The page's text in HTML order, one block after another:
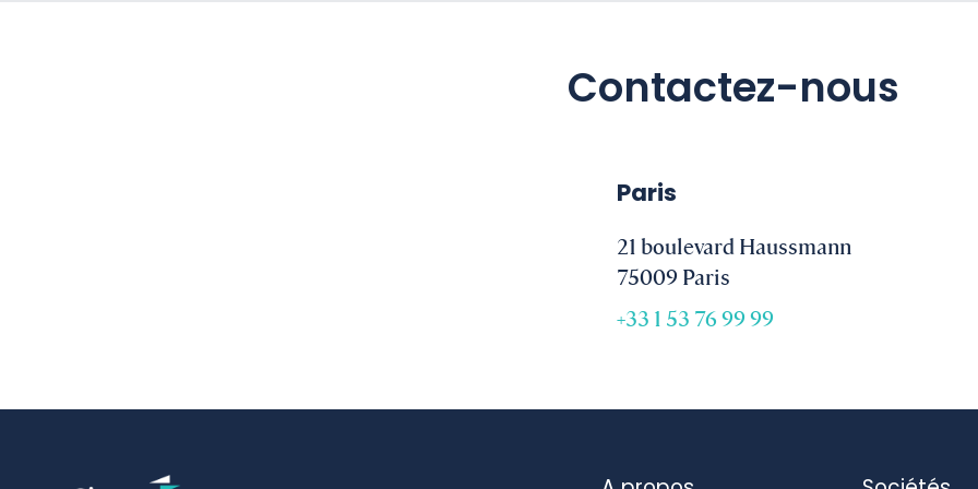
Contactez-nous
Paris
21 boulevard Haussmann
75009 Paris
+33 1 53 76 99 99